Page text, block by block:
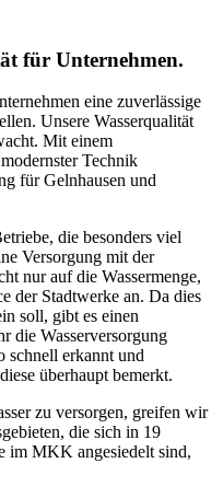
für Unternehmen.
eine zuverlässige
Unsere Wasserqualität
Mit einem
Technik
für Gelnhausen und
die besonders viel
Versorgung mit der
nur auf die Wassermenge,
der Stadtwerke an. Da dies
soll, gibt es einen
die Wasserversorgung
schnell erkannt und
überhaupt bemerkt.
zu versorgen, greifen wir
die sich in 19
im MKK angesiedelt sind,